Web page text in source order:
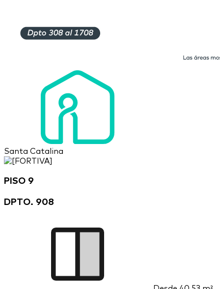
Santa Catalina
PISO 9
DPTO. 908